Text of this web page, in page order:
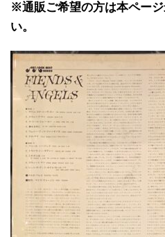
※通販ご希望の方は本ペー
い。